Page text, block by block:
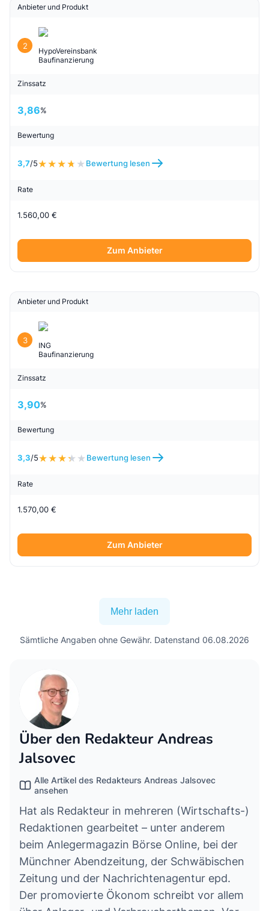
Anbieter und Produkt
2
HypoVereinsbank
Baufinanzierung
Zinssatz
3,86%
Bewertung
3,7/5 Bewertung lesen
Rate
1.560,00 €
Zum Anbieter
Anbieter und Produkt
3
ING
Baufinanzierung
Zinssatz
3,90%
Bewertung
3,3/5 Bewertung lesen
Rate
1.570,00 €
Zum Anbieter
Mehr laden
Sämtliche Angaben ohne Gewähr. Datenstand 06.08.2026
Über den Redakteur Andreas
Jalsovec
Alle Artikel des Redakteurs Andreas Jalsovec
ansehen
Hat als Redakteur in mehreren (Wirtschafts-)
Redaktionen gearbeitet – unter anderem
beim Anlegermagazin Börse Online, bei der
Münchner Abendzeitung, der Schwäbischen
Zeitung und der Nachrichtenagentur epd.
Der promovierte Ökonom schreibt vor allem